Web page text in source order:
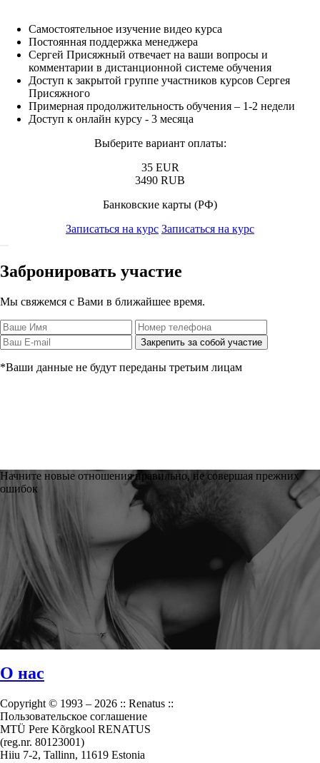
Самостоятельное изучение видео курса
Постоянная поддержка менеджера
Сергей Присяжный отвечает на ваши вопросы и
комментарии в дистанционной системе обучения
Доступ к закрытой группе участников курсов Сергея
Присяжного
Примерная продолжительность обучения – 1-2 недели
Доступ к онлайн курсу - 3 месяца
Выберите вариант оплаты:
35 EUR
3490 RUB
Банковские карты (РФ)
Записаться на курс Записаться на курс
Забронировать участие
Мы свяжемся с Вами в ближайшее время.
*Ваши данные не будут переданы третьим лицам
Начните новые отношения правильно, не совершая прежних
ошибок
О нас
Copyright © 1993 – 2026 :: Renatus ::
Пользовательское соглашение
MTÜ Pere Kõrgkool RENATUS
(reg.nr. 80123001)
Hiiu 7-2, Tallinn, 11619 Estonia